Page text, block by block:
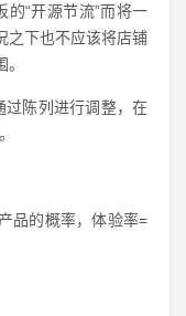
“开源节流”而将一
之下也不应该将店铺
过陈列进行调整，在
品的概率，体验率=